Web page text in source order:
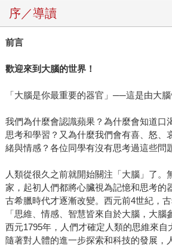
序／導讀
前言
歡迎來到大腦的世界！
「大腦是你最重要的器官」──這是由大腦
我們為什麼會認識蘋果？為什麼會知道口
思考和學習？又為什麼我們會有喜、怒、
緒與情感？各位同學有沒有思考過這些問
人類從很久之前就開始關注「大腦」了。
家，起初人們都將心臟視為記憶和思考的
古希臘時代才逐漸改變。西元前4世紀，
「思維、情感、智慧皆來自於大腦，大腦
西元1795年，人們才確定人類的思維來自
隨著對人體的進一步探索和科技的發展，